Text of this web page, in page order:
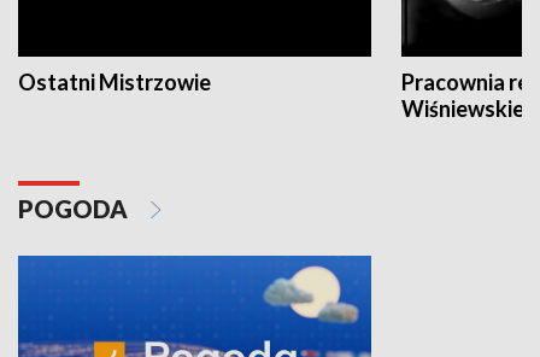
Ostatni Mistrzowie
Pracownia
POGODA